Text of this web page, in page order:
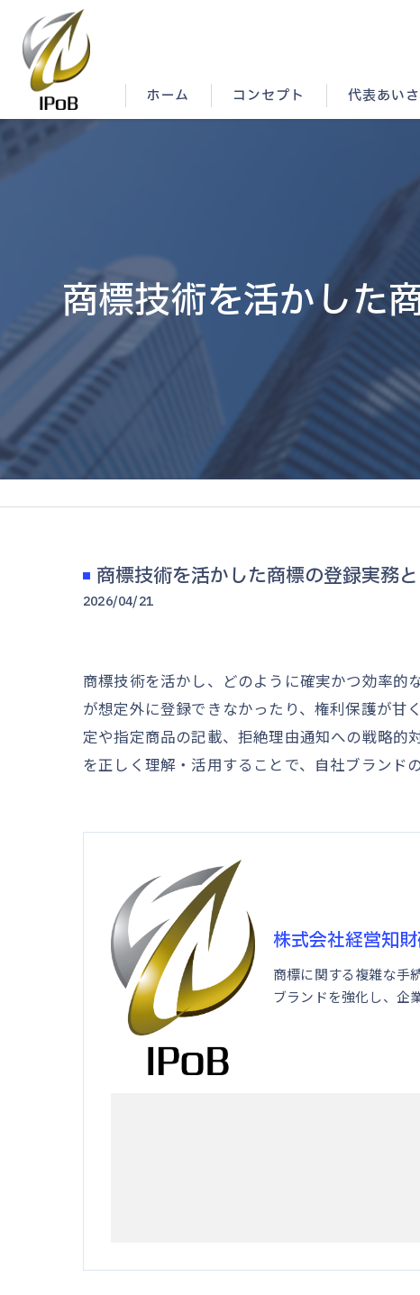
ホーム コンセプト 代表あい
商標技術を活かした
商標技術を活かした商標の登録実務
2026/04/21
商標技術を活かし、どのように確実かつ効率
が想定外に登録できなかったり、権利保護が甘
定や指定商品の記載、拒絶理由通知への戦略
を正しく理解・活用することで、自社ブランド
株式会社経営知
商標に関する複雑な手
ブランドを強化し、企